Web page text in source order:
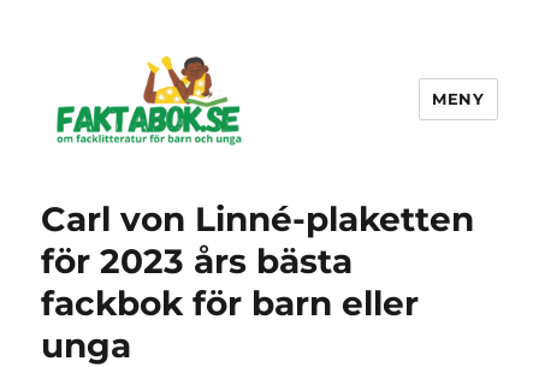
MENY
Carl von Linné-plaketten
för 2023 års bästa
fackbok för barn eller
unga